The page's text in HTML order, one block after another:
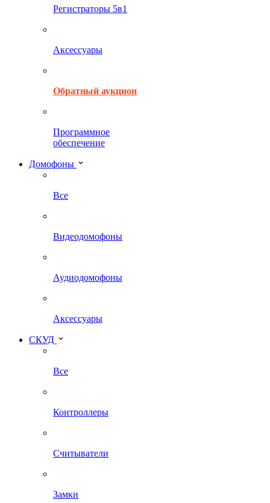
Регистраторы 5в1
Аксессуары
Обратный аукцион
Программное
обеспечение
Домофоны
Все
Видеодомофоны
Аудиодомофоны
Аксессуары
СКУД
Все
Контроллеры
Считыватели
Замки